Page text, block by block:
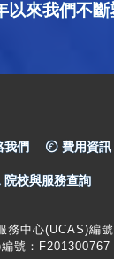
以來我們不斷
我們 費用資訊
院校與服務查詢
務中心(UCAS)編
號：F201300767